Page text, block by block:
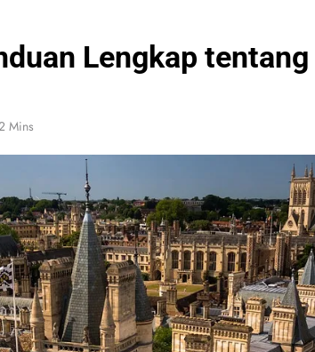
Lengkap
Mins